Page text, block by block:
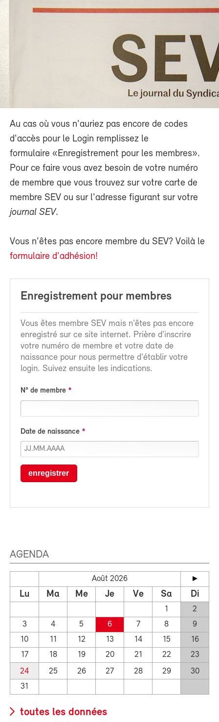
Au cas où vous n'auriez pas encore de codes
d'accès pour le Login remplissez le
formulaire «Enregistrement pour les membres».
Pour ce faire vous avez besoin de votre numéro
de membre que vous trouvez sur votre carte de
membre SEV ou sur l'adresse figurant sur votre
journal SEV.
Vous n'êtes pas encore membre du SEV? Voilà le
formulaire d'adhésion!
Enregistrement pour membres
Vous êtes membre SEV mais n'êtes pas encore
enregistré sur ce site internet. Prière d'inscrire
votre numéro de membre et votre date de
naissance pour nous permettre d'établir votre
login. Suivez ensuite les indications.
N° de membre
Date de naissance
enregistrer
AGENDA
Août 2026
Lu Ma Me Je Ve Sa Di
1
2
3
4 5 6 7 8
9
10
11 12 13 14 15
16
17
18 19 20 21 22
23
24
25 26 27 28 29
30
31
toutes les données